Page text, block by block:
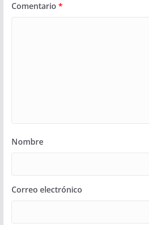
Comentario *
Nombre
Correo electrónico